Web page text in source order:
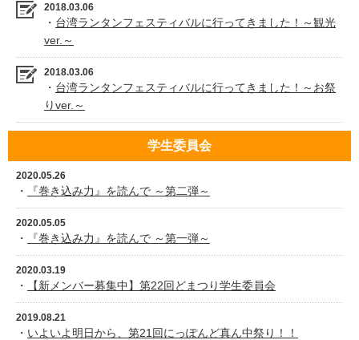
2018.03.06
・ 台湾ランタンフェスティバルに行ってきました！～観光
ver.～
2018.03.06
・ 台湾ランタンフェスティバルに行ってきました！～お祭
りver.～
学生委員会
2020.05.26
・ 『巻き込み力』を読んで ～第二弾～
2020.05.05
・ 『巻き込み力』を読んで ～第一弾～
2020.03.19
・ 【新メンバー募集中】第22回どまつり学生委員会
2019.08.21
・ いよいよ明日から、第21回にっぽんど真ん中祭り！！